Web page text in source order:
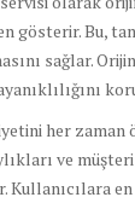
gösterir. Bu,
sağlar.
her
ve
Kullanıcılara